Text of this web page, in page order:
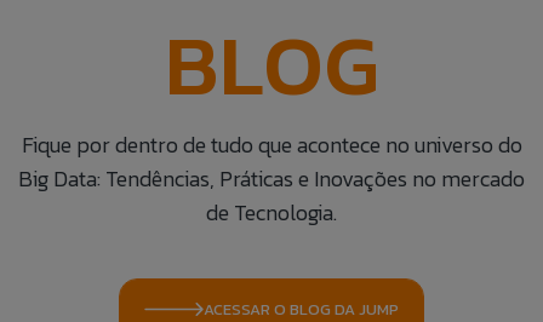
BLOG
Fique por dentro de tudo que acontece no universo do
Big Data: Tendências, Práticas e Inovações no mercado
de Tecnologia.
ACESSAR O BLOG DA JUMP